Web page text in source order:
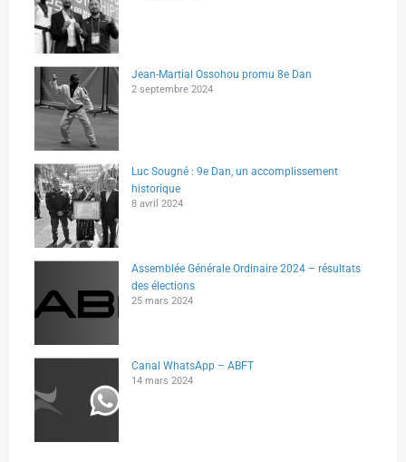
Jean-Martial Ossohou promu 8e Dan
2 septembre 2024
Luc Sougné : 9e Dan, un accomplissement
historique
8 avril 2024
Assemblée Générale Ordinaire 2024 – résultats
des élections
25 mars 2024
Canal WhatsApp – ABFT
14 mars 2024